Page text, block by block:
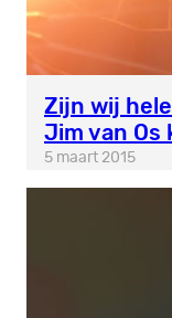
Zijn wij
Jim van Os
5 maart 2015